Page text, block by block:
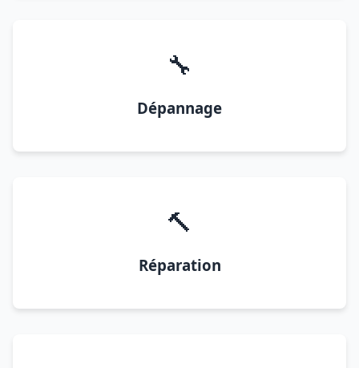
🔧
Dépannage
🔨
Réparation